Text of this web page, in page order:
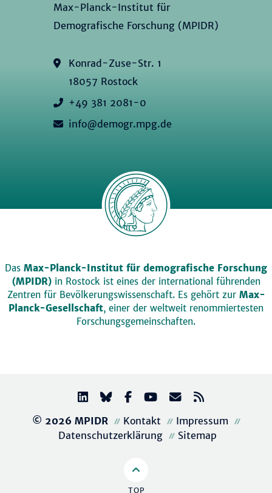
Max-Planck-Institut für
Demografische Forschung (MPIDR)
Konrad-Zuse-Str. 1
18057 Rostock
+49 381 2081-0
info@demogr.mpg.de
Das Max-Planck-Institut für demografische Forschung
(MPIDR)in Rostock ist eines der international führenden
Zentren für Bevölkerungswissenschaft. Es gehört zur Max-
Planck-Gesellschaft, einer der weltweit renommiertesten
Forschungsgemeinschaften.
© 2026 MPIDR Kontakt
Impressum
Datenschutzerklärung
Sitemap
TOP